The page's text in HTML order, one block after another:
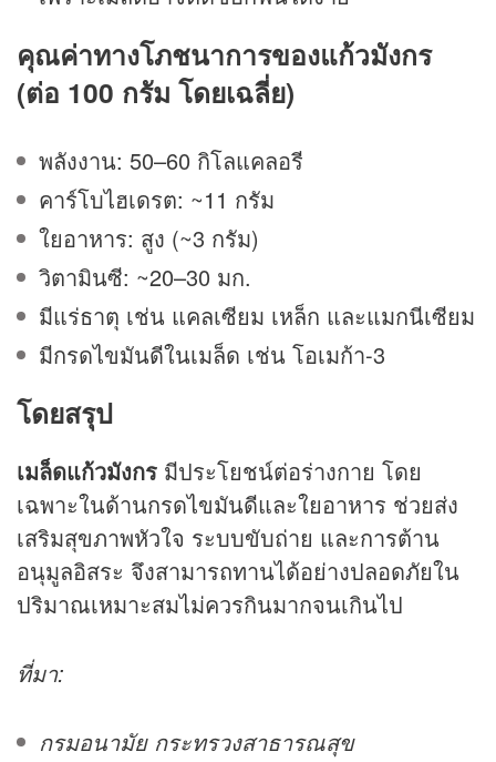
คุณค่าทางโภชนาการของแก้วมังกร
(ต่อ 100 กรัม โดยเฉลี่ย)
พลังงาน: 50–60 กิโลแคลอรี
คาร์โบไฮเดรต: ~11 กรัม
ใยอาหาร: สูง (~3 กรัม)
วิตามินซี: ~20–30 มก.
มีแร่ธาตุ เช่น แคลเซียม เหล็ก และแมกนีเซียม
มีกรดไขมันดีในเมล็ด เช่น โอเมก้า-3
โดยสรุป
เมล็ดแก้วมังกร มีประโยชน์ต่อร่างกาย โดย
เฉพาะในด้านกรดไขมันดีและใยอาหาร ช่วยส่ง
เสริมสุขภาพหัวใจ ระบบขับถ่าย และการต้าน
อนุมูลอิสระ จึงสามารถทานได้อย่างปลอดภัยใน
ปริมาณเหมาะสมไม่ควรกินมากจนเกินไป
ที่มา:
กรมอนามัย กระทรวงสาธารณสุข